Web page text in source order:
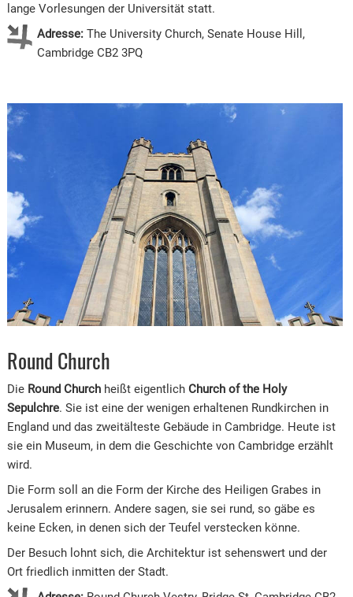
lange Vorlesungen der Universität statt.
Adresse:The University Church, Senate House Hill,
Cambridge CB2 3PQ
Round Church
Die Round Churchheißt eigentlich Church of the Holy
Sepulchre. Sie ist eine der wenigen erhaltenen Rundkirchen in
England und das zweitälteste Gebäude in Cambridge. Heute ist
sie ein Museum, in dem die Geschichte von Cambridge erzählt
wird.
Die Form soll an die Form der Kirche des Heiligen Grabes in
Jerusalem erinnern. Andere sagen, sie sei rund, so gäbe es
keine Ecken, in denen sich der Teufel verstecken könne.
Der Besuch lohnt sich, die Architektur ist sehenswert und der
Ort friedlich inmitten der Stadt.